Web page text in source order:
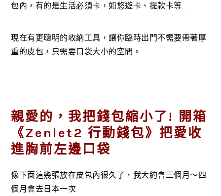
包內，有的是生活必須卡，如悠遊卡、提款卡等..
現在有更聰明的收納工具，讓你臨時出門不需要帶著厚
重的皮包，只需要口袋大小的空間。
親愛的，我把錢包縮小了! 開箱
《Zenlet2 行動錢包》把愛收
進胸前左邊口袋
像下面這幾張放在皮包內很久了，我大約會三個月～四
個月會去日本一次